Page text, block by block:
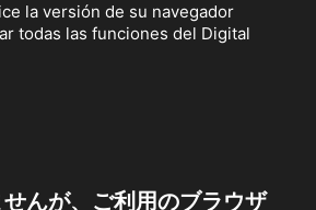
la versión de su navegador
todas las funciones del Digital
んが、ご利用のブラウザ